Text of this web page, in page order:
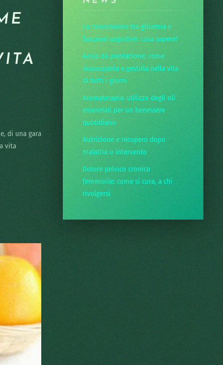
di una gara
vita
La connessione tra glicemia e
funzioni cognitive: cosa sapere?
Ansia da prestazione: come
riconoscerla e gestirla nella vita
di tutti i giorni
Aromaterapia: utilizzo degli oli
essenziali per un benessere
quotidiano
Nutrizione e recupero dopo
malattia o intervento
Dolore pelvico cronico
femminile: come si cura, a chi
rivolgersi